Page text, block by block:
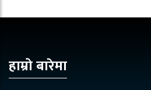
हाम्रो बारेमा